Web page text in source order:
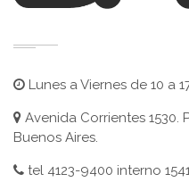
Lunes a Viernes de 10 a
Avenida Corrientes 1530.
Buenos Aires.
tel 4123-9400 interno